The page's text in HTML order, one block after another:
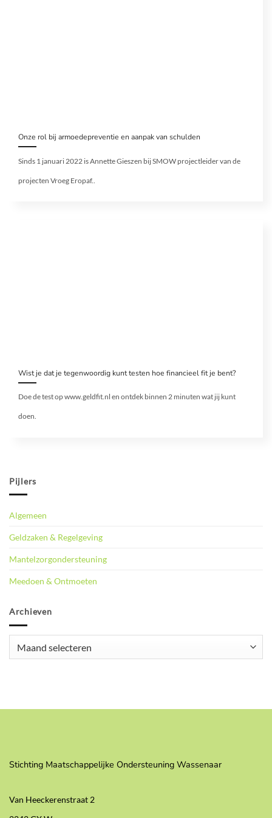
Pijlers
Algemeen
Geldzaken & Regelgeving
Mantelzorgondersteuning
Meedoen & Ontmoeten
Archieven
Onze rol bij armoedepreventie en aanpak van schulden
Sinds 1 januari 2022 is Annette Gieszen bij SMOW projectleider van de
projecten Vroeg Eropaf..
Wist je dat je tegenwoordig kunt testen hoe financieel fit je bent?
Doe de test op www.geldfit.nl en ontdek binnen 2 minuten wat jij kunt
doen.
Stichting Maatschappelijke Ondersteuning Wassenaar
Van Heeckerenstraat 2